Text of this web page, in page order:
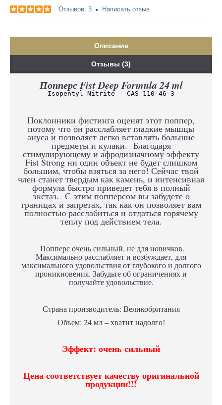
Отзывов: 3 • Написать отзыв
Описание
Отзывы (3)
Попперс Fist Deep Formula 24 ml
Isopentyl Nitrite - CAS 110-46-3
Поклонники фистинга оценят этот поппер,
потому что он расслабляет гладкие мышцы
ануса и позволяет легко вставлять большие
предметы и кулаки. Благодаря
стимулирующему и афродизиачному эффекту
Fist Strong ни один объект не будет слишком
большим, чтобы взяться за него! Сейчас твой
член станет твердым как камень, и интенсивная
формула быстро приведет тебя в полный
экстаз. С этим попперсом вы забудете о
границах и запретах, так как он позволяет вам
полностью расслабиться и отдаться горячему
теплу под действием тела.
Попперс очень сильный, не для новичков.
Максимально расслабляет и возбуждает, для
максимального удовольствия от глубокого и долгого
проникновения. Забудьте об ограничениях и
получайте удовольствие.
Страна производитель: Великобритания
Объем: 24 мл – хватит надолго!
Эффект: очень сильный
Цена соответствует качеству оригинальной
продукции!!!